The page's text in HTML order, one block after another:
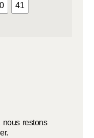
41
nous restons